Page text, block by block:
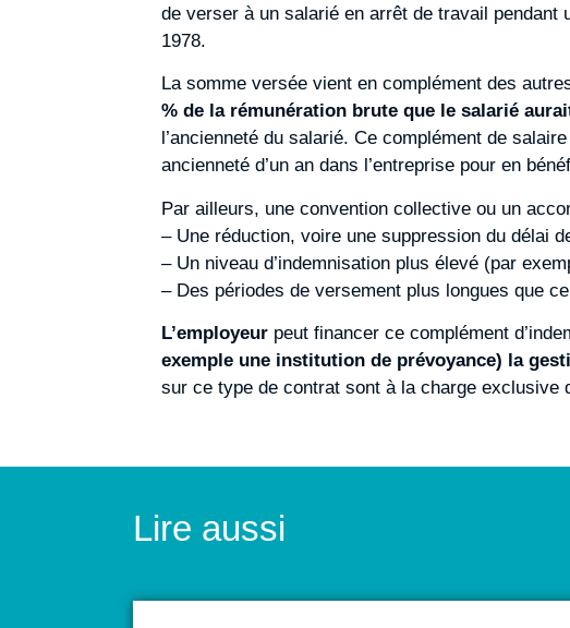
de verser à un salarié en arrêt de travail pendant
1978.
La somme versée vient en complément des
% de la rémunération brute que le salarié
l’ancienneté du salarié. Ce complément de
ancienneté d’un an dans l’entreprise pour en
Par ailleurs, une convention collective ou un
– Une réduction, voire une suppression du délai
– Un niveau d’indemnisation plus élevé (par
– Des périodes de versement plus longues que
L’employeur peut financer ce complément
exemple une institution de prévoyance) la
sur ce type de contrat sont à la charge exclusive
Lire aussi